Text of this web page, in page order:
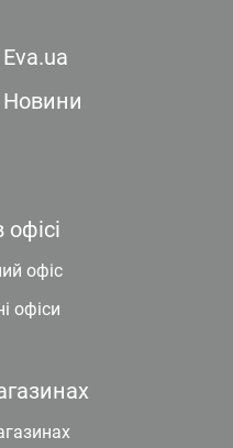
Eva.ua
Новини
офіс
офіси